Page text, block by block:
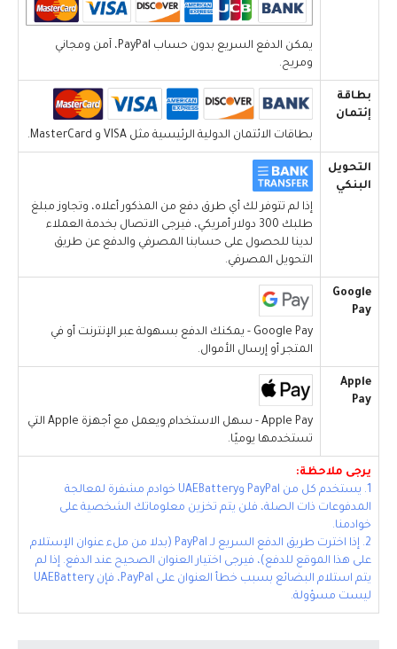
يمكن الدفع السريع بدون حساب PayPal، آمن ومجاني
ومريح.
بطاقة
إئتمان
بطاقات الائتمان الدولية الرئيسية مثل VISA و MasterCard.
التحويل
البنكي
إذا لم تتوفر لك أي طرق دفع من المذكور أعلاه، وتجاوز مبلغ
طلبك 300 دولار أمريكي، فيرجى الاتصال بخدمة العملاء
لدينا للحصول على حسابنا المصرفي والدفع عن طريق
التحويل المصرفي.
Google
Pay
Google Pay - يمكنك الدفع بسهولة عبر الإنترنت أو في
المتجر أو إرسال الأموال.
Apple
Pay
Apple Pay - سهل الاستخدام ويعمل مع أجهزة Apple التي
تستخدمها يوميًا.
يرجى ملاحظة:
1. يستخدم كل من PayPal وUAEBattery خوادم مشفرة لمعالجة
المدفوعات ذات الصلة، فلن يتم تخزين معلوماتك الشخصية على
خوادمنا.
2. إذا اخترت طريق الدفع السريع لـ PayPal (بدلا من ملء عنوان الإستلام
على هذا الموقع للدفع)، فيرجى اختيار العنوان الصحيح عند الدفع. إذا لم
يتم استلام البضائع بسبب خطأ العنوان على PayPal، فإن UAEBattery
ليست مسؤولة.